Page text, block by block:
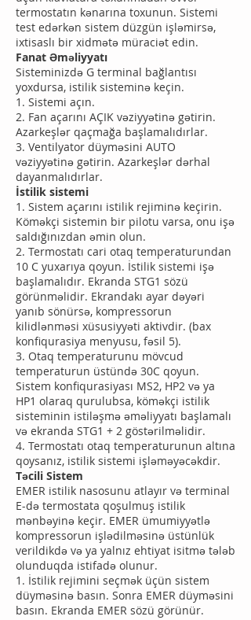
termostatın kənarına toxunun. Sistemi
test edərkən sistem düzgün işləmirsə,
ixtisaslı bir xidmətə müraciət edin.
Fanat Əməliyyatı
Sisteminizdə G terminal bağlantısı
yoxdursa, istilik sisteminə keçin.
1. Sistemi açın.
2. Fan açarını AÇIK vəziyyətinə gətirin.
Azarkeşlər qaçmağa başlamalıdırlar.
3. Ventilyator düyməsini AUTO
vəziyyətinə gətirin. Azarkeşlər dərhal
dayanmalıdırlar.
İstilik sistemi
1. Sistem açarını istilik rejiminə keçirin.
Köməkçi sistemin bir pilotu varsa, onu işə
saldığınızdan əmin olun.
2. Termostatı cari otaq temperaturundan
10 C yuxarıya qoyun. İstilik sistemi işə
başlamalıdır. Ekranda STG1 sözü
görünməlidir. Ekrandakı ayar dəyəri
yanıb sönürsə, kompressorun
kilidlənməsi xüsusiyyəti aktivdir. (bax
konfiqurasiya menyusu, fəsil 5).
3. Otaq temperaturunu mövcud
temperaturun üstündə 30C qoyun.
Sistem konfiqurasiyası MS2, HP2 və ya
HP1 olaraq qurulubsa, köməkçi istilik
sisteminin istiləşmə əməliyyatı başlamalı
və ekranda STG1 + 2 göstərilməlidir.
4. Termostatı otaq temperaturunun altına
qoysanız, istilik sistemi işləməyəcəkdir.
Təcili Sistem
EMER istilik nasosunu atlayır və terminal
E-də termostata qoşulmuş istilik
mənbəyinə keçir. EMER ümumiyyətlə
kompressorun işlədilməsinə üstünlük
verildikdə və ya yalnız ehtiyat isitmə tələb
olunduqda istifadə olunur.
1. İstilik rejimini seçmək üçün sistem
düyməsinə basın. Sonra EMER düyməsini
basın. Ekranda EMER sözü görünür.